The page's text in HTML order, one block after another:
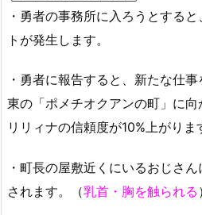
・勇者の事務所に入ろうとする
トが発生します。
・勇者に報告すると、新たな仕事
東の「ポメチオクアンの町」に向
リリィナの信頼度が10%上がりま
・町長の屋敷近くにいるおじさ
されます。（乳首・胸を触られる ）